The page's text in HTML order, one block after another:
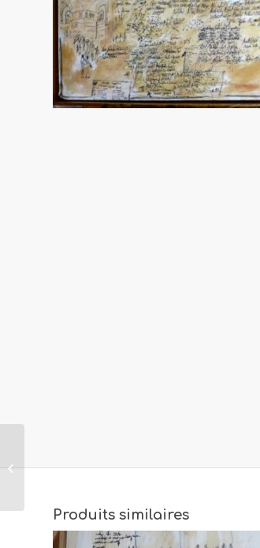
Produits similaires